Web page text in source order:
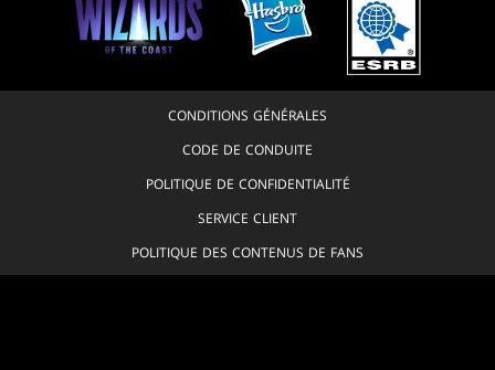
CONDITIONS GÉNÉRALES
CODE DE CONDUITE
POLITIQUE DE CONFIDENTIALITÉ
SERVICE CLIENT
POLITIQUE DES CONTENUS DE FANS